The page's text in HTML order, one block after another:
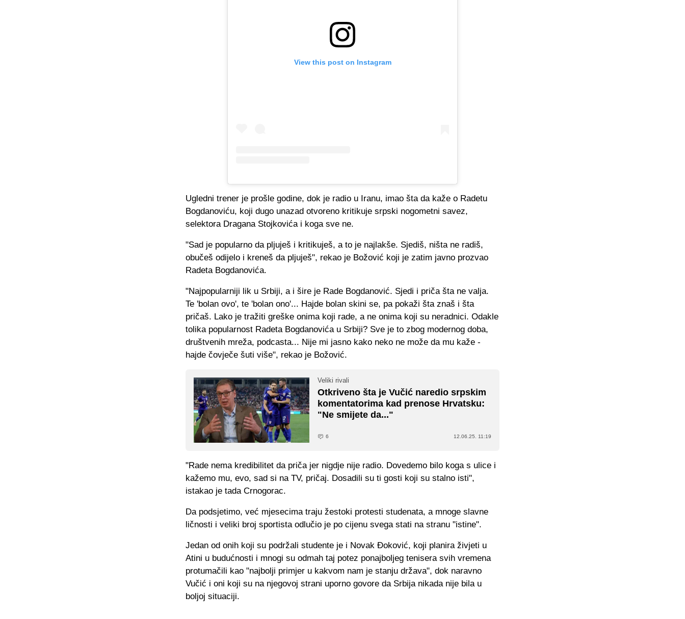
View this post on Instagram
Ugledni trener je prošle godine, dok je radio u Iranu, imao šta da kaže o Radetu
Bogdanoviću, koji dugo unazad otvoreno kritikuje srpski nogometni savez,
selektora Dragana Stojkovića i koga sve ne.
"Sad je popularno da pljuješ i kritikuješ, a to je najlakše. Sjediš, ništa ne radiš,
obučeš odijelo i kreneš da pljuješ", rekao je Božović koji je zatim javno prozvao
Radeta Bogdanovića.
"Najpopularniji lik u Srbiji, a i šire je Rade Bogdanović. Sjedi i priča šta ne valja.
Te 'bolan ovo', te 'bolan ono'... Hajde bolan skini se, pa pokaži šta znaš i šta
pričaš. Lako je tražiti greške onima koji rade, a ne onima koji su neradnici. Odakle
tolika popularnost Radeta Bogdanovića u Srbiji? Sve je to zbog modernog doba,
društvenih mreža, podcasta... Nije mi jasno kako neko ne može da mu kaže -
hajde čovječe šuti više", rekao je Božović.
Veliki rivali
Otkriveno šta je Vučić naredio srpskim
komentatorima kad prenose Hrvatsku:
"Ne smijete da..."
6 12.06.25. 11:19
"Rade nema kredibilitet da priča jer nigdje nije radio. Dovedemo bilo koga s ulice i
kažemo mu, evo, sad si na TV, pričaj. Dosadili su ti gosti koji su stalno isti",
istakao je tada Crnogorac.
Da podsjetimo, već mjesecima traju žestoki protesti studenata, a mnoge slavne
ličnosti i veliki broj sportista odlučio je po cijenu svega stati na stranu "istine".
Jedan od onih koji su podržali studente je i Novak Đoković, koji planira živjeti u
Atini u budućnosti i mnogi su odmah taj potez ponajboljeg tenisera svih vremena
protumačili kao "najbolji primjer u kakvom nam je stanju država", dok naravno
Vučić i oni koji su na njegovoj strani uporno govore da Srbija nikada nije bila u
boljoj situaciji.